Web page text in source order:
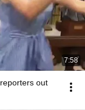
7:58
out